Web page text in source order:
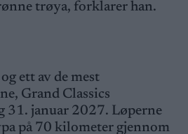
trøya, forklarer han.
ett av de mest
Grand Classics
31. januar 2027. Løperne
på 70 kilometer gjennom